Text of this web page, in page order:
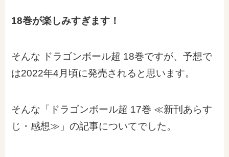
18巻が楽しみすぎます！
そんな
ドラゴンボール超 18巻ですが、予想で
は2022年4月頃に発売されると思います。
そんな「ドラゴンボール超 17巻 ≪新刊あらす
じ・感想≫」の記事についてでした。